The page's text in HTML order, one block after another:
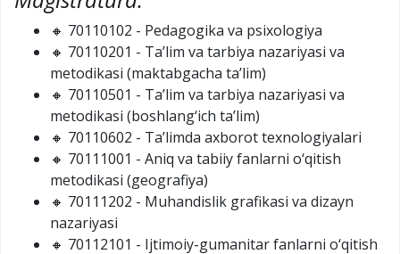
🔸 70110102 - Pedagogika va psixologiya
🔸 70110201 - Ta’lim va tarbiya nazariyasi va
metodikasi (maktabgacha ta’lim)
🔸 70110501 - Ta’lim va tarbiya nazariyasi va
metodikasi (boshlang‘ich ta’lim)
🔸 70110602 - Ta’limda axborot texnologiyalari
🔸 70111001 - Aniq va tabiiy fanlarni o‘qitish
metodikasi (geografiya)
🔸 70111202 - Muhandislik grafikasi va dizayn
nazariyasi
🔸 70112101 - Ijtimoiy-gumanitar fanlarni o‘qitish